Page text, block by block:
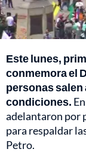
Este lunes,
conmemora el
personas salen
condiciones.
adelantaron por
para respaldar
Petro.